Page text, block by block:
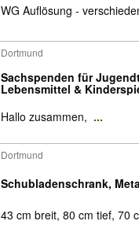
WG Auflösung -
Dortmund
Sachspenden für
Lebensmittel &
Hallo zusammen, ...
Dortmund
Schubladenschrank,
43 cm breit, 80 cm tief, 70